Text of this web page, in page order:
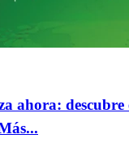
ahora: descubre